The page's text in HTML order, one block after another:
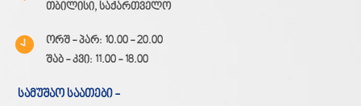
თბილისი, საქართველო
ორშ - პარ: 10.00 - 20.00
შაბ - კვი: 11.00 - 18.00
სამუშაო საათები -